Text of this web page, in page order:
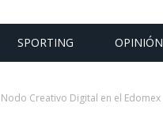
SPORTING OPINIÓN
Creativo Digital en el Edomex